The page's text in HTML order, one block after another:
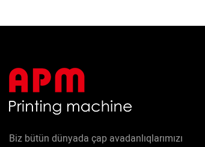
Biz bütün dünyada çap avadanlıqlarımızı